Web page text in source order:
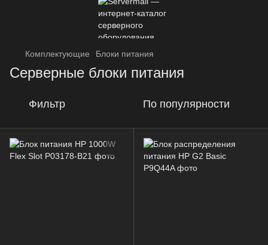
Комплектующие Блоки питания
Серверные блоки питания
Фильтр По популярности